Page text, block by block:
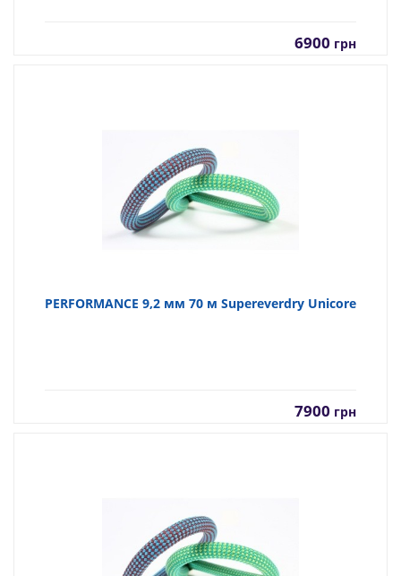
6900 грн
PERFORMANCE 9,2 мм 70 м Supereverdry Unicore
7900 грн